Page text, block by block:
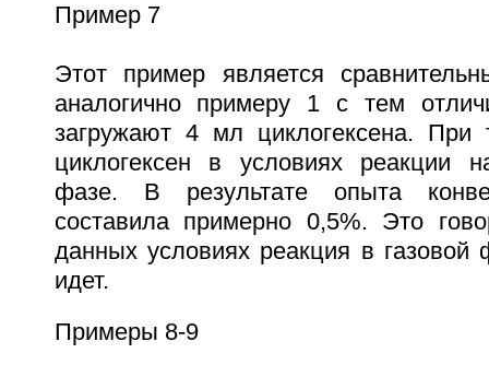
Пример 7
Этот пример является
аналогично примеру 1 с тем
загружают 4 мл циклогексена. При
циклогексен в условиях реакции
фазе. В результате опыта
составила примерно 0,5%. Это
данных условиях реакция в газовой
идет.
Примеры 8-9